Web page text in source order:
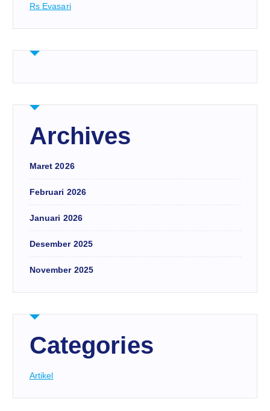
Rs Evasari
Archives
Maret 2026
Februari 2026
Januari 2026
Desember 2025
November 2025
Categories
Artikel